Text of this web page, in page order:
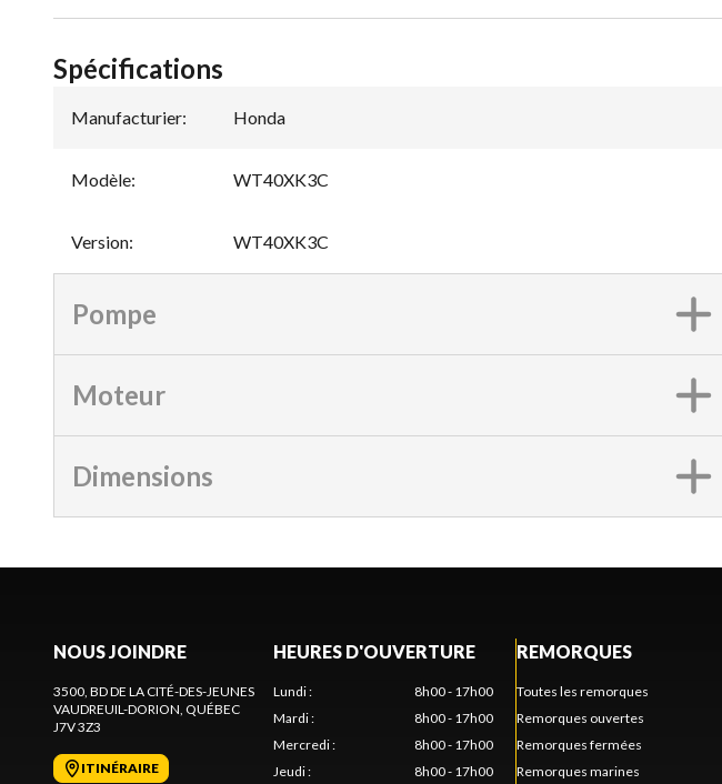
Spécifications
Manufacturier: Honda
Modèle: WT40XK3C
Version: WT40XK3C
Pompe
Moteur
Dimensions
NOUS JOINDRE
3500, BD DE LA CITÉ-DES-JEUNES
VAUDREUIL-DORION, QUÉBEC
J7V 3Z3
ITINÉRAIRE
HEURES D'OUVERTURE
Lundi:
8h00 - 17h00
Mardi:
8h00 - 17h00
Mercredi:
8h00 - 17h00
Jeudi: 8h00 - 17h00
REMORQUES
Toutes les remorques
Remorques ouvertes
Remorques fermées
Remorques marines